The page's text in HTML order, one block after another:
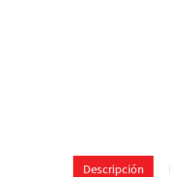
Descripción